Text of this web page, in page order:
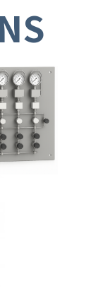
機械